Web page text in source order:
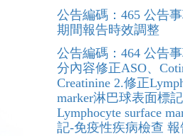
公告編碼：465 公告
期間報告時效調整
公告編碼：464 公告
分內容修正ASO、
Creatinine 2.修正
marker淋巴球表面標
Lymphocyte surface
記-免疫性疾病檢查